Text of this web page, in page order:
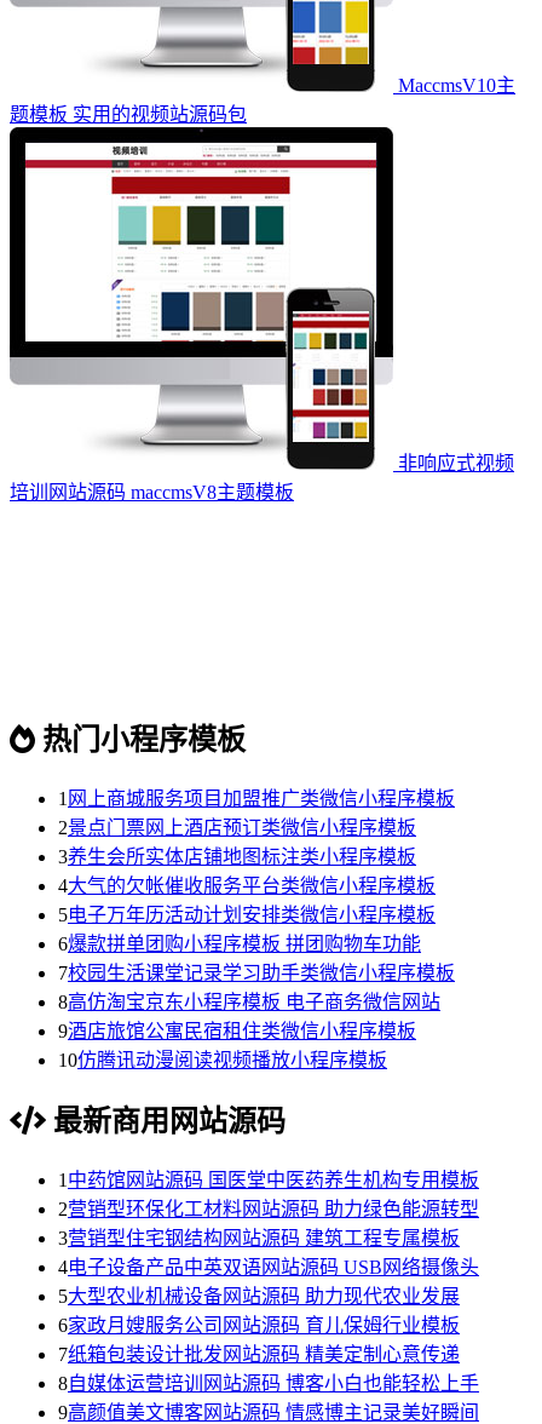
MaccmsV10主
题模板 实用的视频站源码包
非响应式视频
培训网站源码 maccmsV8主题模板
热门小程序模板
1 网上商城服务项目加盟推广类微信小程序模板
2景点门票网上酒店预订类微信小程序模板
3养生会所实体店铺地图标注类小程序模板
4大气的欠帐催收服务平台类微信小程序模板
5电子万年历活动计划安排类微信小程序模板
6爆款拼单团购小程序模板 拼团购物车功能
7校园生活课堂记录学习助手类微信小程序模板
8高仿淘宝京东小程序模板 电子商务微信网站
9酒店旅馆公寓民宿租住类微信小程序模板
10仿腾讯动漫阅读视频播放小程序模板
最新商用网站源码
1 中药馆网站源码 国医堂中医药养生机构专用模板
2营销型环保化工材料网站源码 助力绿色能源转型
3营销型住宅钢结构网站源码 建筑工程专属模板
4电子设备产品中英双语网站源码 USB网络摄像头
5大型农业机械设备网站源码 助力现代农业发展
6家政月嫂服务公司网站源码 育儿保姆行业模板
7纸箱包装设计批发网站源码 精美定制心意传递
8自媒体运营培训网站源码 博客小白也能轻松上手
9高颜值美文博客网站源码 情感博主记录美好瞬间